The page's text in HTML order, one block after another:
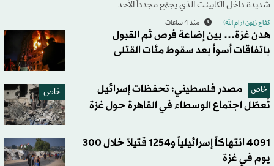
شديدة داخل الكابينت الذي يجتمع مجدداً الأحد
كفاح زبون (رام الله) منذ 4 ساعات
هدن غزة… بين إضاعة فرص ثم القبول
باتفاقات أسوأ بعد سقوط مئات القتلى
خاص خاص
مصدر فلسطيني: تحفظات إسرائيل
تُعطّل اجتماع الوسطاء في القاهرة حول غزة
4091 انتهاكاً إسرائيلياً و1254 قتيلاً خلال 300
يوم في غزة